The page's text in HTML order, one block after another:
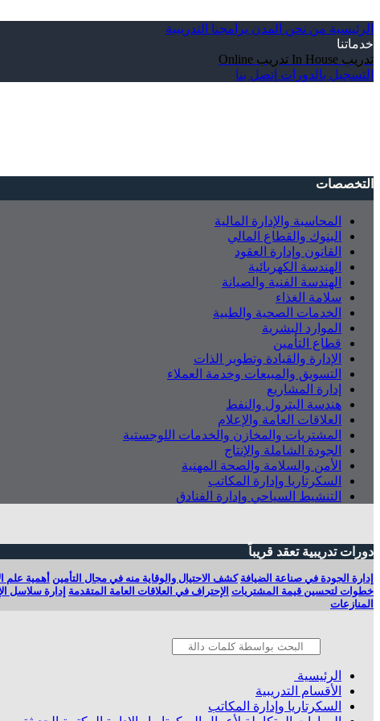
الرئيسية من نحن المدن برامجنا التدريبية
خدماتنا
تدريب In House
تدريب Online
التسجيل بالدورات إتصل بنا
التخصصات
المحاسبة والإدارة المالية
البنوك والقطاع المالي
القانون وإدارة العقود
الهندسة الكهربائية
الهندسة الفنية والصيانة
سلامة الغذاء
الخدمات الصحية والطبية
الموارد البشرية
قطاع التأمين
الإدارة والقيادة وتطوير الذات
التسويق والمبيعات وخدمة العملاء
إدارة المشاريع
هندسة البترول والنفط
العلاقات العامة والإعلام
المشتريات والمخازن والخدمات اللوجستية
الجودة الشاملة والإنتاج
الأمن والسلامة والصحة المهنية
السكرتاريا وإدارة المكاتب
التنشيط السياحي وإدارة الفنادق
دورات تدريبية تعقد قريباً
إدارة الجودة في صناعة الضيافة كشف الاحتيال والوقاية منه في مجال التأمين أهمية علم
خطوات لتحسين قيمة المشتريات الإحتراف في العلاقات العامة المتقدمة إدارة سلاسل
المنازعات
الرئيسية
الأقسام التدريبية
السكرتاريا وإدارة المكاتب